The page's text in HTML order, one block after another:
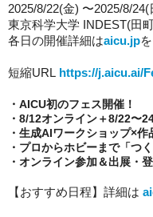
2025/8/22(金) 〜2025/8/24(
東京科学大学 INDEST(田
各日の開催詳細はaicu.jp
短縮URL https://j.aicu.ai/
・AICU初のフェス開催！
・ 8/12オンライン＋8/22〜
・ 生成AIワークショップ×作
・ プロからホビーまで「つ
・ オンライン参加＆出展・
【 おすすめ日程】 詳細は